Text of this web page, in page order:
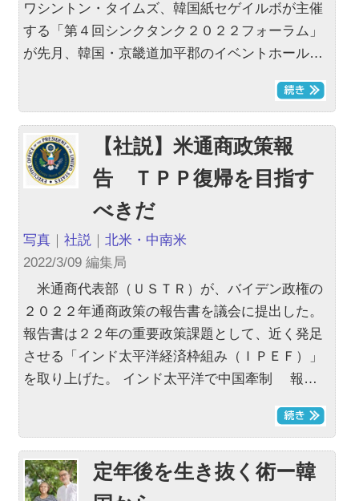
ワシントン・タイムズ、韓国紙セゲイルボが主催
する「第４回シンクタンク２０２２フォーラム」
が先月、韓国・京畿道加平郡のイベントホール…
【社説】米通商政策報
告 ＴＰＰ復帰を目指す
べきだ
写真 ｜社説 ｜北米・中南米
2022/3/09 編集局
米通商代表部（ＵＳＴＲ）が、バイデン政権の
２０２２年通商政策の報告書を議会に提出した。
報告書は２２年の重要政策課題として、近く発足
させる「インド太平洋経済枠組み（ＩＰＥＦ）」
を取り上げた。 インド太平洋で中国牽制 報…
定年後を生き抜く術ー韓